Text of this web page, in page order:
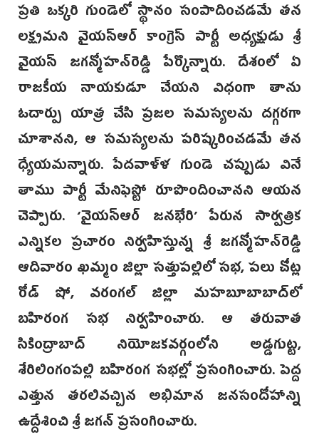
ప్రతి ‌ఒక్కరి గుండెలో స్థానం సంపాదించడమే తన
లక్ష్యమని వైయస్‌ఆర్ కాంగ్రె‌స్ పార్టీ అ‌ధ్యక్షుడు శ్రీ
వైయస్ జగన్మోహన్‌రెడ్డి పేర్కొన్నారు. దేశంలో ఏ
రాజకీయ నాయకుడూ చేయని విధంగా తాను
ఓదార్పు యాత్ర చేసి ప్రజల సమస్యలను దగ్గరగా
చూశానని, ఆ సమస్యలను పరిష్కరించడమే తన
ధ్యేయమన్నారు. పేదవాళ్ళ గుండె చప్పుడు వినే
తాము పార్టీ మేనిఫెస్టో రూపొందించానని ఆయన
చెప్పారు. ‘వైయస్ఆర్ జనభేరి’ ‌పేరున సార్వత్రిక
ఎన్నికల ప్రచారం నిర్వహిస్తున్న శ్రీ జగన్మోహన్‌రెడ్డి
ఆదివారం ఖమ్మం జిల్లా సత్తుపల్లిలో సభ, పలు చోట్ల
రోడ్ షో, వరంగ‌ల్ జిల్లా మహబూబాబా‌ద్‌లో
బహిరంగ సభ నిర్వహించారు. ‌ఆ తరువాత
సికింద్రాబాద్ నియోజకవర్గంలోని అడ్డగుట్ట,
శేరిలింగంపల్లి బహిరంగ సభల్లో ‌ప్రసంగించారు. పెద్ద
ఎత్తున తరలివచ్చిన అభిమాన జనసందోహాన్ని
ఉద్దేశించి శ్రీ జగన్ ప్రసంగించారు.